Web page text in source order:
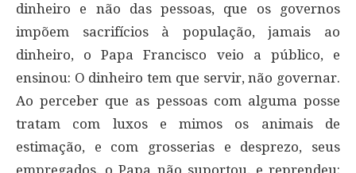
dinheiro e não das pessoas, que os governos
impõem sacrifícios à população, jamais ao
dinheiro, o Papa Francisco veio a público, e
ensinou: O dinheiro tem que servir, não governar.
Ao perceber que as pessoas com alguma posse
tratam com luxos e mimos os animais de
estimação, e com grosserias e desprezo, seus